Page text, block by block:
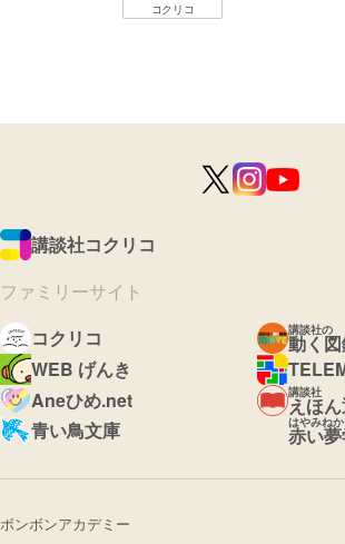
コクリコ
講談社コクリコ
ファミリーサイト
コクリコ
講談社の
動く
WEB げんき
Aneひめ.net
講談社
えほ
青い鳥文庫
はやみね
赤い
ボンボンアカデミー